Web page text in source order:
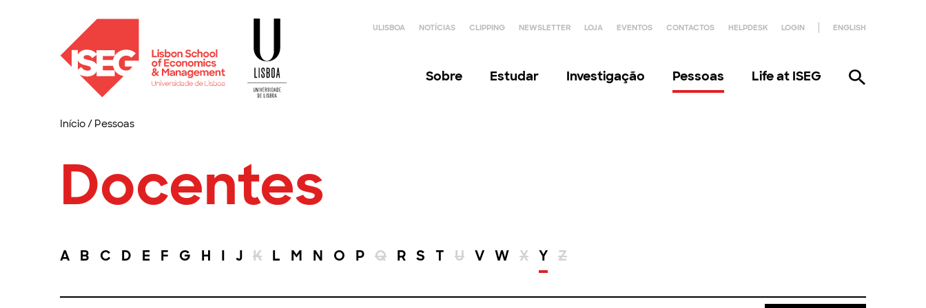
ULISBOA NOTÍCIAS CLIPPING NEWSLETTER LOJA EVENTOS CONTACTOS HELPDESK LOGIN ENGLISH
Sobre Estudar Investigação Pessoas Life at ISEG
Início/ Pessoas
Docentes
A B C D E F G H I J K L M N O P Q R S T U V W X Y Z